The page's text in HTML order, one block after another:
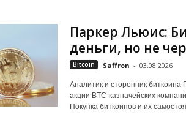
Паркер Льюис:
деньги, но не
Bitcoin Saffron - 03.08.2026
Аналитик и сторонник биткоина
акции BTC-казначейских
Покупка биткоинов и их